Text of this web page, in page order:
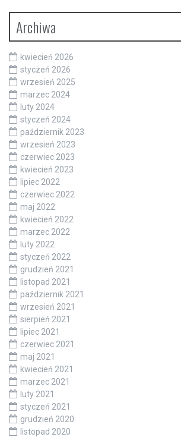
Archiwa
kwiecień 2026
styczeń 2026
wrzesień 2025
marzec 2024
luty 2024
styczeń 2024
październik 2023
wrzesień 2023
czerwiec 2023
kwiecień 2023
lipiec 2022
czerwiec 2022
maj 2022
kwiecień 2022
marzec 2022
luty 2022
styczeń 2022
grudzień 2021
listopad 2021
październik 2021
wrzesień 2021
sierpień 2021
lipiec 2021
czerwiec 2021
maj 2021
kwiecień 2021
marzec 2021
luty 2021
styczeń 2021
grudzień 2020
listopad 2020